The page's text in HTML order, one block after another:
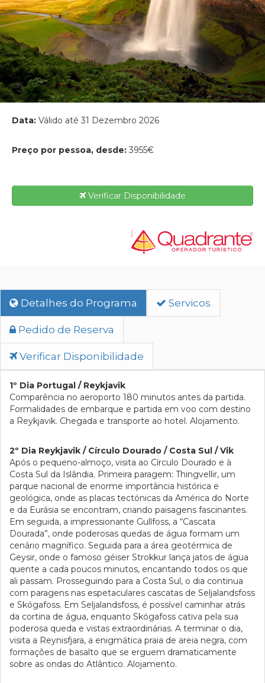
Data: Válido até 31 Dezembro 2026
Preço por pessoa, desde: 3955€
Verificar Disponibilidade
Detalhes do Programa Servicos
Pedido de Reserva
Verificar Disponibilidade
1º Dia Portugal / Reykjavik
Comparência no aeroporto 180 minutos antes da partida.
Formalidades de embarque e partida em voo com destino
a Reykjavik. Chegada e transporte ao hotel. Alojamento.
2º Dia Reykjavik / Círculo Dourado / Costa Sul / Vik
Após o pequeno-almoço, visita ao Círculo Dourado e à
Costa Sul da Islândia. Primeira paragem: Thingvellir, um
parque nacional de enorme importância histórica e
geológica, onde as placas tectónicas da América do Norte
e da Eurásia se encontram, criando paisagens fascinantes.
Em seguida, a impressionante Gullfoss, a “Cascata
Dourada”, onde poderosas quedas de água formam um
cenário magnífico. Seguida para a área geotérmica de
Geysir, onde o famoso géiser Strokkur lança jatos de água
quente a cada poucos minutos, encantando todos os que
ali passam. Prosseguindo para a Costa Sul, o dia continua
com paragens nas espetaculares cascatas de Seljalandsfoss
e Skógafoss. Em Seljalandsfoss, é possível caminhar atrás
da cortina de água, enquanto Skógafoss cativa pela sua
poderosa queda e vistas extraordinárias. A terminar o dia,
visita a Reynisfjara, a enigmática praia de areia negra, com
formações de basalto que se erguem dramaticamente
sobre as ondas do Atlântico. Alojamento.